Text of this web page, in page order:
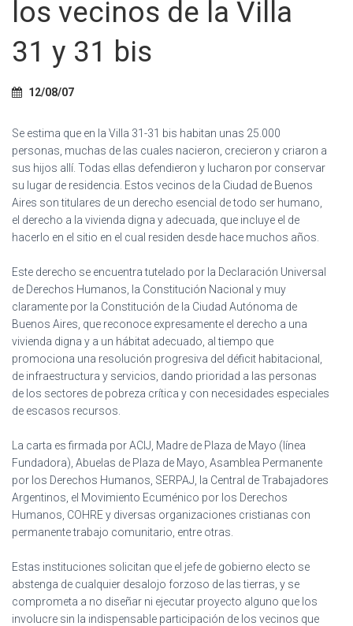
los vecinos de la Villa
31 y 31 bis
12/08/07
Se estima que en la Villa 31-31 bis habitan unas 25.000
personas, muchas de las cuales nacieron, crecieron y criaron a
sus hijos allí. Todas ellas defendieron y lucharon por conservar
su lugar de residencia. Estos vecinos de la Ciudad de Buenos
Aires son titulares de un derecho esencial de todo ser humano,
el derecho a la vivienda digna y adecuada, que incluye el de
hacerlo en el sitio en el cual residen desde hace muchos años.
Este derecho se encuentra tutelado por la Declaración Universal
de Derechos Humanos, la Constitución Nacional y muy
claramente por la Constitución de la Ciudad Autónoma de
Buenos Aires, que reconoce expresamente el derecho a una
vivienda digna y a un hábitat adecuado, al tiempo que
promociona una resolución progresiva del déficit habitacional,
de infraestructura y servicios, dando prioridad a las personas
de los sectores de pobreza crítica y con necesidades especiales
de escasos recursos.
La carta es firmada por ACIJ, Madre de Plaza de Mayo (línea
Fundadora), Abuelas de Plaza de Mayo, Asamblea Permanente
por los Derechos Humanos, SERPAJ, la Central de Trabajadores
Argentinos, el Movimiento Ecuménico por los Derechos
Humanos, COHRE y diversas organizaciones cristianas con
permanente trabajo comunitario, entre otras.
Estas instituciones solicitan que el jefe de gobierno electo se
abstenga de cualquier desalojo forzoso de las tierras, y se
comprometa a no diseñar ni ejecutar proyecto alguno que los
involucre sin la indispensable participación de los vecinos que